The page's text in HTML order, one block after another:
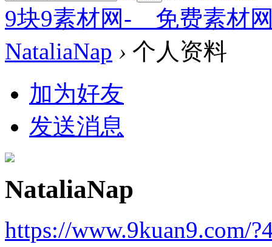
9块9素材网-＿免费素材
NataliaNap › 个人资料
加为好友
发送消息
NataliaNap
https://www.9kuan9.com/